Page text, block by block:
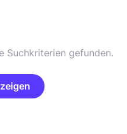
Suchkriterien gefunden.